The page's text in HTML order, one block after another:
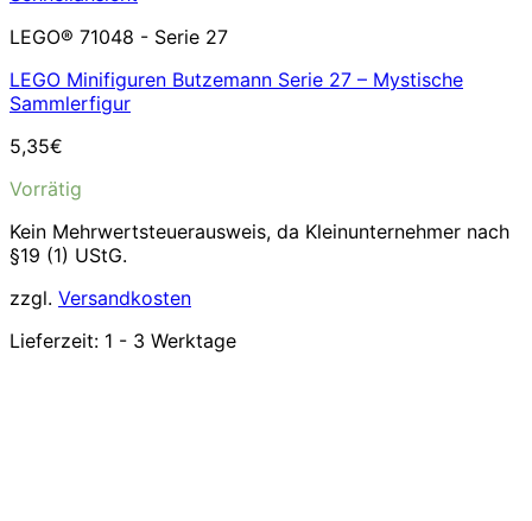
LEGO® 71048 - Serie 27
LEGO Minifiguren Butzemann Serie 27 – Mystische
Sammlerfigur
5,35€
Vorrätig
Kein Mehrwertsteuerausweis, da Kleinunternehmer nach
§19 (1) UStG.
zzgl. Versandkosten
Lieferzeit: 1 - 3 Werktage